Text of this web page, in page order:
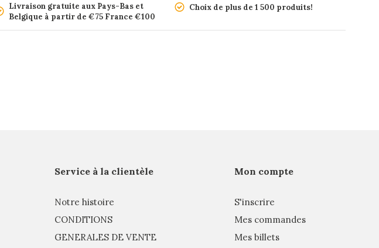
Livraison gratuite aux Pays-Bas et
Belgique à partir de €75 France €100
Choix de plus de 1 500 produits!
Service à la clientèle
Notre histoire
CONDITIONS
GENERALES DE VENTE
Mon compte
S'inscrire
Mes commandes
Mes billets